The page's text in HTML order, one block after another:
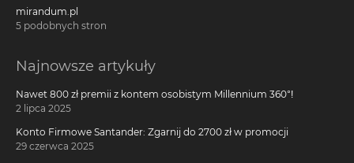
mirandum.pl
5 podobnych stron
Najnowsze artykuły
Nawet 800 zł premii z kontem osobistym Millennium 360°!
2 lipca 2025
Konto Firmowe Santander: Zgarnij do 2700 zł w promocji
29 czerwca 2025